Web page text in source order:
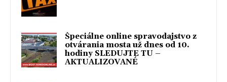
Špeciálne online spravodajstvo z
otvárania mosta už dnes od 10.
hodiny SLEDUJTE TU –
AKTUALIZOVANÉ